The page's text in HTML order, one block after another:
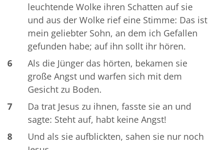
leuchtende Wolke ihren Schatten auf sie
und aus der Wolke rief eine Stimme: Das ist
mein geliebter Sohn, an dem ich Gefallen
gefunden habe; auf ihn sollt ihr hören.
6
Als die Jünger das hörten, bekamen sie
große Angst und warfen sich mit dem
Gesicht zu Boden.
7
Da trat Jesus zu ihnen, fasste sie an und
sagte: Steht auf, habt keine Angst!
8
Und als sie aufblickten, sahen sie nur noch